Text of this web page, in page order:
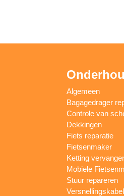
Algemeen
Bagagedrager
Controle van
Dekkingen
Fiets reparatie
Fietsenmaker
Ketting
Mobiele
Stuur repareren